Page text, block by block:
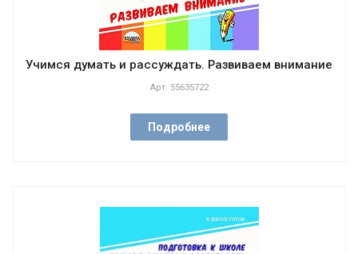
Учимся думать и рассуждать. Развиваем внимание
Арт. 55635722
Подробнее